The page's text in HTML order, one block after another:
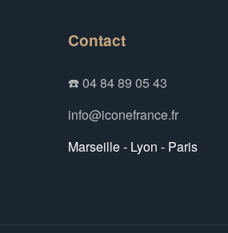
Contact
☎️ 04 84 89 05 43
info@iconefrance.fr
Marseille - Lyon - Paris